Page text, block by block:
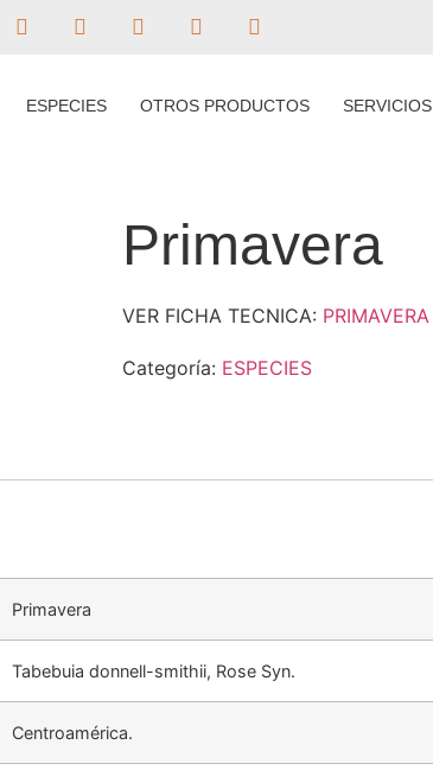
ESPECIES OTROS PRODUCTOS SERVICIOS
Primavera
VER FICHA TECNICA: PRIMAVERA
Categoría: ESPECIES
Primavera
Tabebuia donnell-smithii, Rose Syn.
Centroamérica.